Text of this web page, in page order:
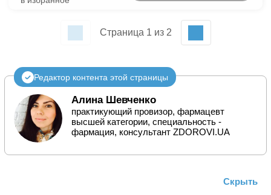
Страница 1 из 2
Редактор контента этой страницы
Алина Шевченко
практикующий провизор, фармацевт
высшей категории, специальность -
фармация, консультант ZDOROVI.UA
Скрыть